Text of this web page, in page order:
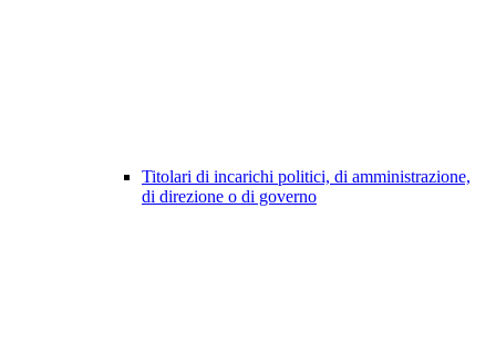
Titolari di incarichi politici, di amministrazione,
di direzione o di governo